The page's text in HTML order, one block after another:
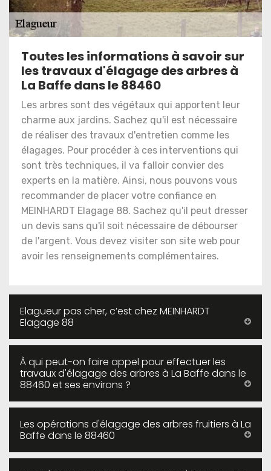
Toutes les informations à savoir sur
les travaux d'élagage des arbres à
La Baffe dans le 88460
Les arbres sont des végétaux qui apportent leur
charme aux jardins. Sachez qu'il est nécessaire
de réaliser des travaux d'entretien comme les
élagages. Pour procéder à ces interventions qui
sont très techniques, il va falloir convier des
experts en la matière. Ainsi, nous pouvons vous
recommander de placer votre confiance en
MEINHARDT Elagage 88. Sachez qu'il peut dresser
un devis sans qu'il soit nécessaire de débourser
de l'argent. Vous devez visiter son site web pour
avoir les renseignements complémentaires.
Elagueur pas cher, c’est chez MEINHARDT
Elagage 88
À qui peut-on faire appel pour effectuer les
travaux d'élagage des arbres à La Baffe dans le
88460 et ses environs ?
Les opérations d'élagage des arbres fruitiers à La
Baffe dans le 88460